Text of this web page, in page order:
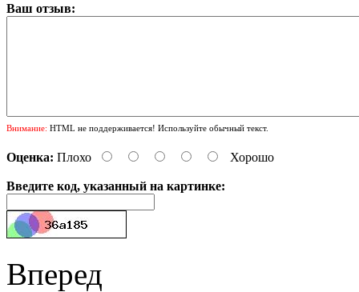
Ваш отзыв:
Внимание: HTML не поддерживается! Используйте обычный текст.
Оценка: Плохо Хорошо
Введите код, указанный на картинке:
Вперед